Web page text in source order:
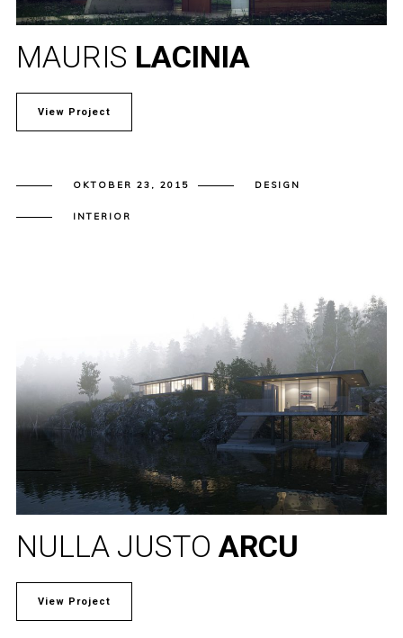
MAURIS LACINIA
View Project
OKTOBER 23, 2015 DESIGN
INTERIOR
NULLA JUSTO ARCU
View Project